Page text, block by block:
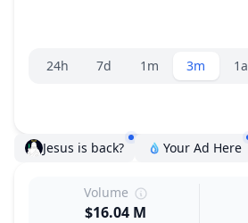
Seletor de faixa
24h 7d 1m 3m 1a
Jesus is back? Your Ad Here
Volume
$16.04 M